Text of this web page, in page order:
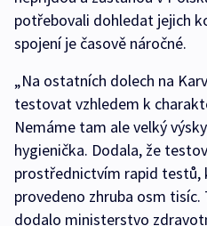
potřebovali dohledat jejich
spojení je časově náročné.
„Na ostatních dolech na
testovat vzhledem k
Nemáme tam ale velký
hygienička. Dodala, že
prostřednictvím rapid testů,
provedeno zhruba osm tisíc.
dodalo ministerstvo